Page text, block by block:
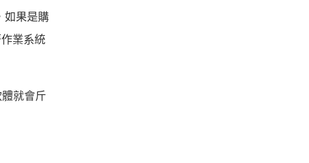
如果是購
業系統
就會斤